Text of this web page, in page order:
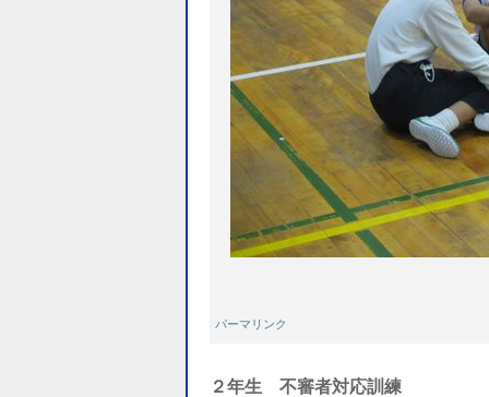
パーマリンク
２年生 不審者対応訓練